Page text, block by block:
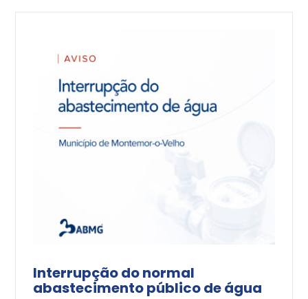
Interrupção do normal
abastecimento público de água